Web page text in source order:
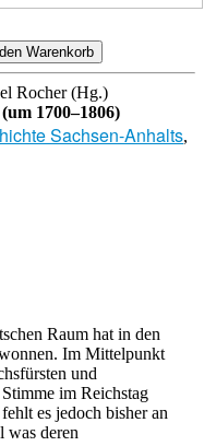
Rocher (Hg.)
1700–1806)
Sachsen-Anhalts,
Raum hat in den
Im Mittelpunkt
und
im Reichstag
es jedoch bisher an
was deren